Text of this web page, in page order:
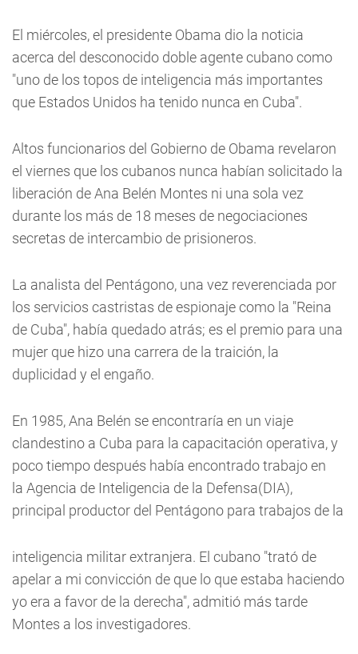
El miércoles, el presidente Obama dio la noticia
acerca del desconocido doble agente cubano como
"uno de los topos de inteligencia más importantes
que Estados Unidos ha tenido nunca en Cuba".
Altos funcionarios del Gobierno de Obama revelaron
el viernes que los cubanos nunca habían solicitado la
liberación de Ana Belén Montes ni una sola vez
durante los más de 18 meses de negociaciones
secretas de intercambio de prisioneros.
La analista del Pentágono, una vez reverenciada por
los servicios castristas de espionaje como la "Reina
de Cuba", había quedado atrás; es el premio para una
mujer que hizo una carrera de la traición, la
duplicidad y el engaño.
En 1985, Ana Belén se encontraría en un viaje
clandestino a Cuba para la capacitación operativa, y
poco tiempo después había encontrado trabajo en
la Agencia de Inteligencia de la Defensa(DIA),
principal productor del Pentágono para trabajos de la
inteligencia militar extranjera. El cubano "trató de
apelar a mi convicción de que lo que estaba haciendo
yo era a favor de la derecha", admitió más tarde
Montes a los investigadores.